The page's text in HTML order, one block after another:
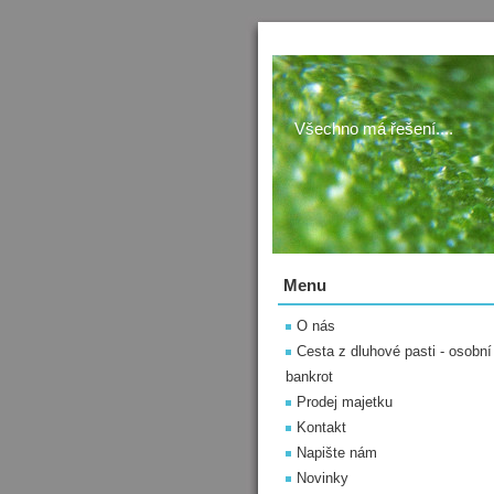
Všechno má řešení....
Menu
O nás
Cesta z dluhové pasti - osobní
bankrot
Prodej majetku
Kontakt
Napište nám
Novinky